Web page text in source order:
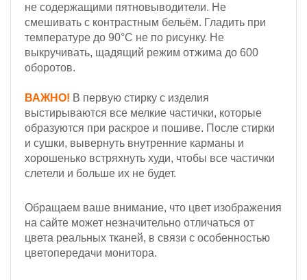
не содержащими пятновыводители. Не
смешивать с контрастным бельём. Гладить при
температуре до 90°С не по рисунку. Не
выкручивать, щадящий режим отжима до 600
оборотов.
ВАЖНО! В первую стирку с изделия
выстирываются все мелкие частички, которые
образуются при раскрое и пошиве. После стирки
и сушки, вывернуть внутренние карманы и
хорошенько встряхнуть худи, чтобы все частички
слетели и больше их не будет.
Обращаем ваше внимание, что цвет изображения
на сайте может незначительно отличаться от
цвета реальных тканей, в связи с особенностью
цветопередачи монитора.